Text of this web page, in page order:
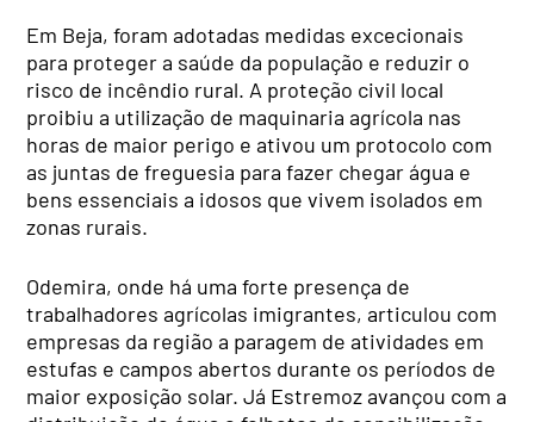
Em Beja, foram adotadas medidas excecionais
para proteger a saúde da população e reduzir o
risco de incêndio rural. A proteção civil local
proibiu a utilização de maquinaria agrícola nas
horas de maior perigo e ativou um protocolo com
as juntas de freguesia para fazer chegar água e
bens essenciais a idosos que vivem isolados em
zonas rurais.
Odemira, onde há uma forte presença de
trabalhadores agrícolas imigrantes, articulou com
empresas da região a paragem de atividades em
estufas e campos abertos durante os períodos de
maior exposição solar. Já Estremoz avançou com a